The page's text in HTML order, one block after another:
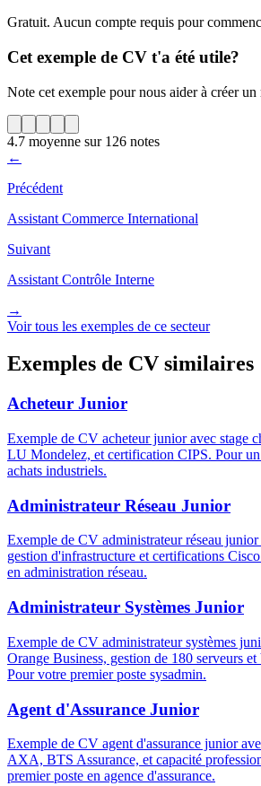
Gratuit. Aucun compte requis pour
Cet exemple de CV t'a été utile?
Note cet exemple pour nous aider à créer
4.7 moyenne sur 126 notes
←
Précédent
Assistant Commerce International
Suivant
Assistant Contrôle Interne
→
Voir tous les exemples de ce secteur
Exemples de CV similaires
Acheteur Junior
Exemple de CV acheteur junior avec stage
LU Mondelez, et certification CIPS. Pour un
achats industriels.
Administrateur Réseau Junior
Exemple de CV administrateur réseau junior
gestion d'infrastructure et certifications
en administration réseau.
Administrateur Systèmes Junior
Exemple de CV administrateur systèmes
Orange Business, gestion de 180 serveurs
Pour votre premier poste sysadmin.
Agent d'Assurance Junior
Exemple de CV agent d'assurance junior
AXA, BTS Assurance, et capacité
premier poste en agence d'assurance.